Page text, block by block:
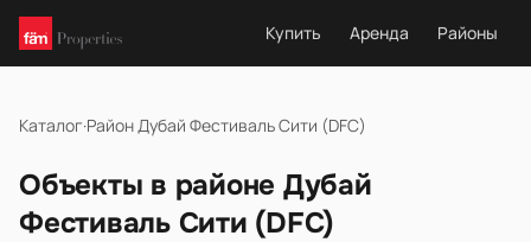
Купить Аренда Районы
Каталог·Район Дубай Фестиваль Сити (DFC)
Объекты в районе Дубай
Фестиваль Сити (DFC)